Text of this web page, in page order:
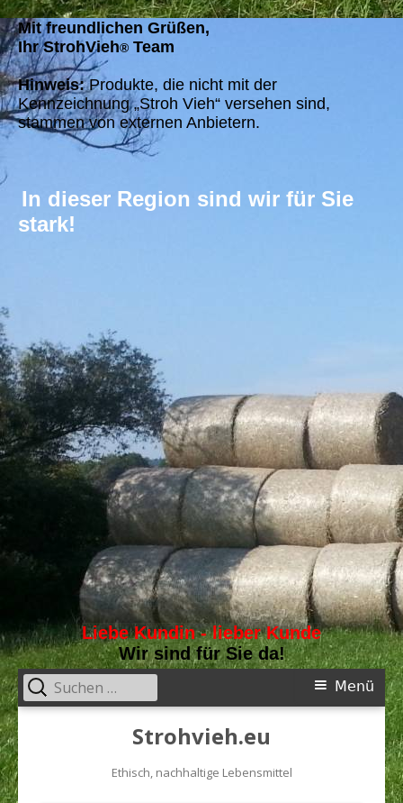
Mit freundlichen Grüßen,
Ihr StrohVieh® Team
Hinweis:Produkte, die nicht mit der
Kennzeichnung „Stroh Vieh“ versehen sind,
stammen von externen Anbietern.
In dieser Region sind wir für Sie
stark!
Liebe Kundin - lieber Kunde
Wir sind für Sie da!